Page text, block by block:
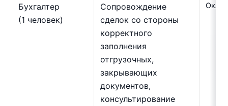
Бухгалтер
(1 человек)
Сопровождение
сделок со стороны
корректного
заполнения
отгрузочных,
закрывающих
документов,
консультирование